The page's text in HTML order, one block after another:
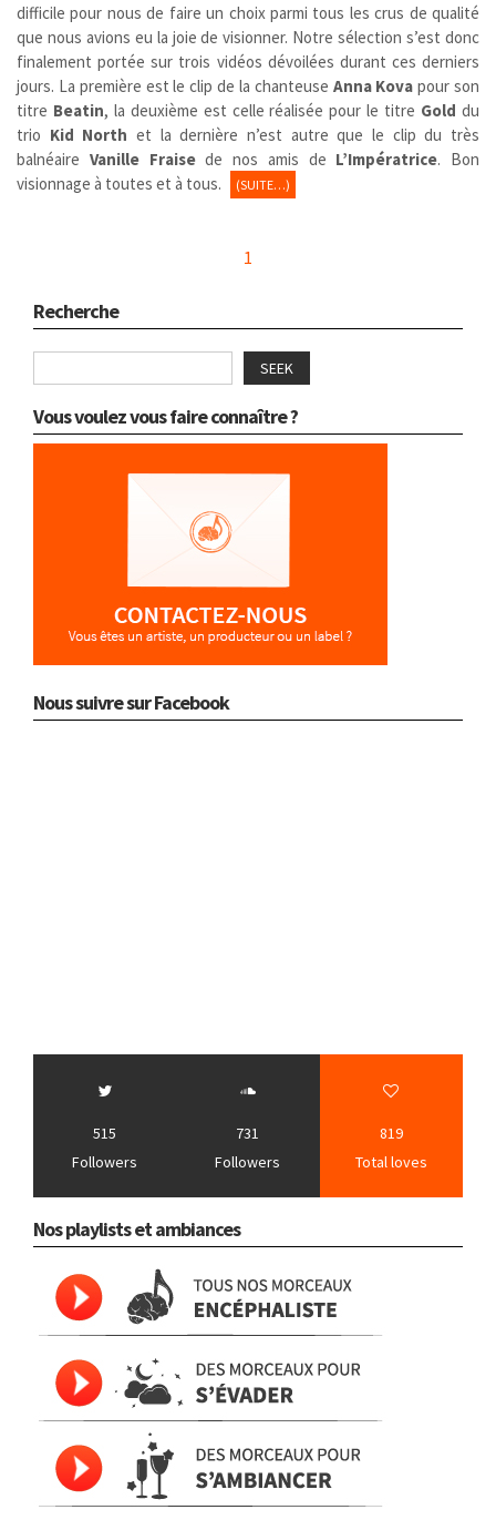
difficile pour nous de faire un choix parmi tous les crus de qualité
que nous avions eu la joie de visionner. Notre sélection s’est donc
finalement portée sur trois vidéos dévoilées durant ces derniers
jours. La première est le clip de la chanteuse Anna Kova pour son
titre Beatin, la deuxième est celle réalisée pour le titre Gold du
trio Kid North et la dernière n’est autre que le clip du très
balnéaire Vanille Fraisede nos amis de L’Impératrice. Bon
visionnage à toutes et à tous.
(SUITE…)
1
Recherche
SEEK
Vous voulez vous faire connaître ?
Nous suivre sur Facebook
515
Followers
731
Followers
819
Total loves
Nos playlists et ambiances